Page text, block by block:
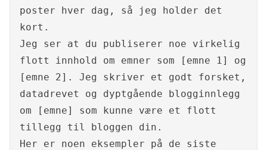
poster hver dag, så jeg holder det
kort.
Jeg ser at du publiserer noe virkelig
flott innhold om emner som [emne 1] og
[emne 2]. Jeg skriver et godt forsket,
datadrevet og dyptgående blogginnlegg
om [emne] som kunne være et flott
tillegg til bloggen din.
Her er noen eksempler på de siste